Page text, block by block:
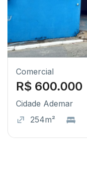
Comercial
R$ 600.000
Cidade Ademar
254m²